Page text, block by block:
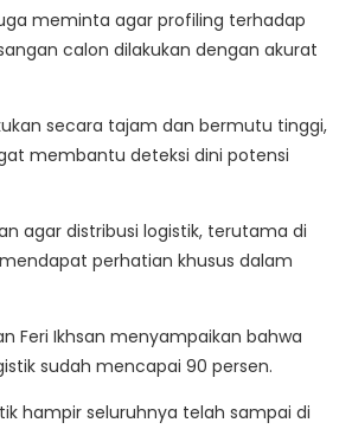
meminta agar profiling terhadap
calon dilakukan dengan akurat
secara tajam dan bermutu tinggi,
membantu deteksi dini potensi
agar distribusi logistik, terutama di
perhatian khusus dalam
Feri Ikhsan menyampaikan bahwa
sudah mencapai 90 persen.
hampir seluruhnya telah sampai di